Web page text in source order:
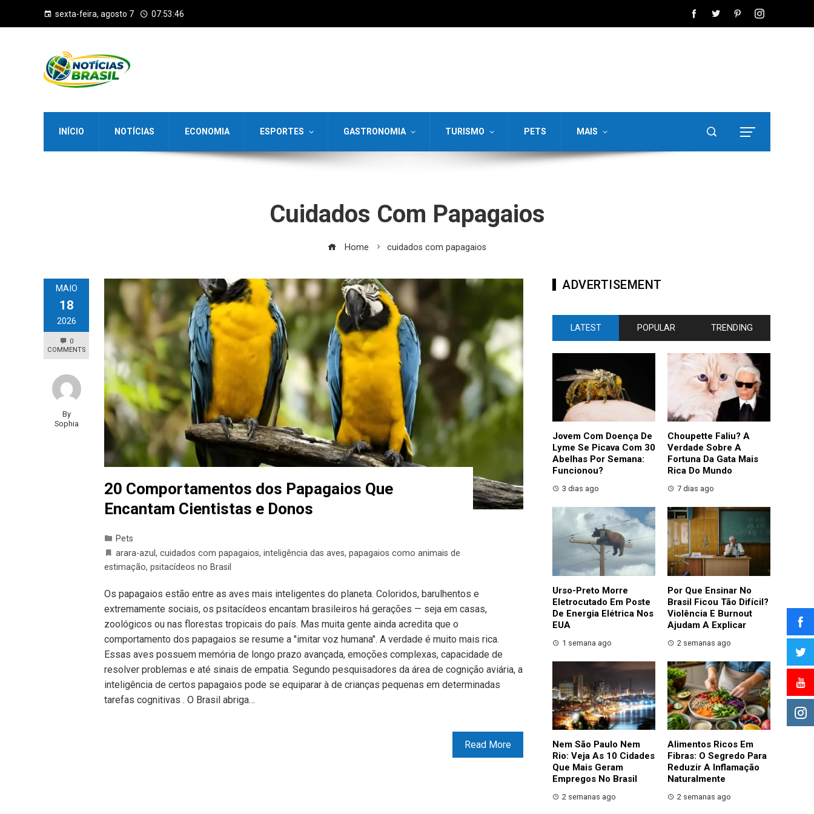
sexta-feira, agosto 7 07:53:47
INÍCIO NOTÍCIAS ECONOMIA ESPORTES GASTRONOMIA TURISMO PETS MAIS
Cuidados Com Papagaios
Home cuidados com papagaios
MAIO
18
2026
0
COMMENTS
By
Sophia
20 Comportamentos dos Papagaios Que
Encantam Cientistas e Donos
Pets
arara-azul , cuidados com papagaios, inteligência das aves, papagaios como animais de
estimação, psitacídeos no Brasil
Os papagaios estão entre as aves mais inteligentes do planeta. Coloridos, barulhentos e
extremamente sociais, os psitacídeos encantam brasileiros há gerações — seja em casas,
zoológicos ou nas florestas tropicais do país. Mas muita gente ainda acredita que o
comportamento dos papagaios se resume a "imitar voz humana". A verdade é muito mais rica.
Essas aves possuem memória de longo prazo avançada, emoções complexas, capacidade de
resolver problemas e até sinais de empatia. Segundo pesquisadores da área de cognição aviária, a
inteligência de certos papagaios pode se equiparar à de crianças pequenas em determinadas
tarefas cognitivas . O Brasil abriga…
Read More
ADVERTISEMENT
LATEST POPULAR TRENDING
Jovem Com Doença De
Lyme Se Picava Com 30
Abelhas Por Semana:
Funcionou?
3 dias ago
Choupette Faliu? A
Verdade Sobre A
Fortuna Da Gata Mais
Rica Do Mundo
7 dias ago
Urso-Preto Morre
Eletrocutado Em Poste
De Energia Elétrica Nos
EUA
1 semana ago
Por Que Ensinar No
Brasil Ficou Tão Difícil?
Violência E Burnout
Ajudam A Explicar
2 semanas ago
Nem São Paulo Nem
Rio: Veja As 10 Cidades
Que Mais Geram
Empregos No Brasil
2 semanas ago
Alimentos Ricos Em
Fibras: O Segredo Para
Reduzir A Inflamação
Naturalmente
2 semanas ago